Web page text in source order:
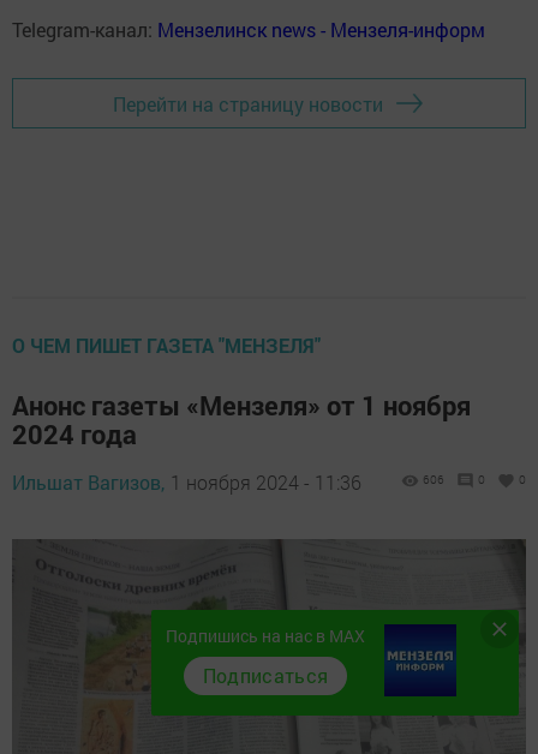
Telegram-канал: Мензелинск news - Мензеля-информ
Перейти на страницу новости
О ЧЕМ ПИШЕТ ГАЗЕТА "МЕНЗЕЛЯ"
Анонс газеты «Мензеля» от 1 ноября
2024 года
Ильшат Вагизов, 1 ноября 2024 - 11:36 606 0 0
Подпишись на нас в MAX
Подписаться